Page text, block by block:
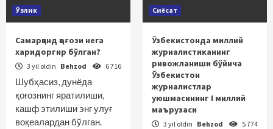
Ўзлик
Самарқанд қоғози нега
харидоргир бўлган?
3 yil oldin Behzod 6 716
Шубҳасиз, дунёда
қоғознинг яратилиши,
кашф этилиши энг улуғ
воқеалардан бўлган.
Сиёсат
Ўзбекистонда миллий
журналистиканинг
ривожланиши бўйича
Ўзбекистон
журналистлар
уюшмасининг I миллий
маърузаси
3 yil oldin Behzod 5 774